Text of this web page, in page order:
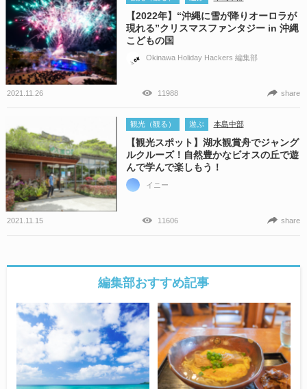
【2022年】“沖縄に雪が降りオーロラが
現れる”クリスマスファンタジー in 沖縄
こどもの国
Okinawa Holiday Hackers 編集部
2021.11.26 11988 share
観光（観る） 遊ぶ 本島中部
【観光スポット】湖水観賞舟でジャング
ルクルーズ！自然豊かなビオスの丘で遊
んで学んで楽しもう！
イニー
2021.11.15 11606 share
編集部おすすめ記事